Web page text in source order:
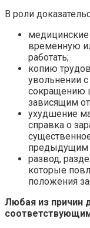
В роли
временную
работать;
копию
увольнении
сокращению
зависящим
ухудшение
справка о
предыдущим
развод,
которые
положения
Любая из причин